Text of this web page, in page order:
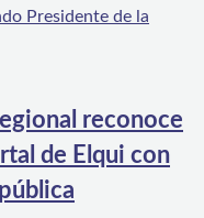
reconoce
de Elqui con